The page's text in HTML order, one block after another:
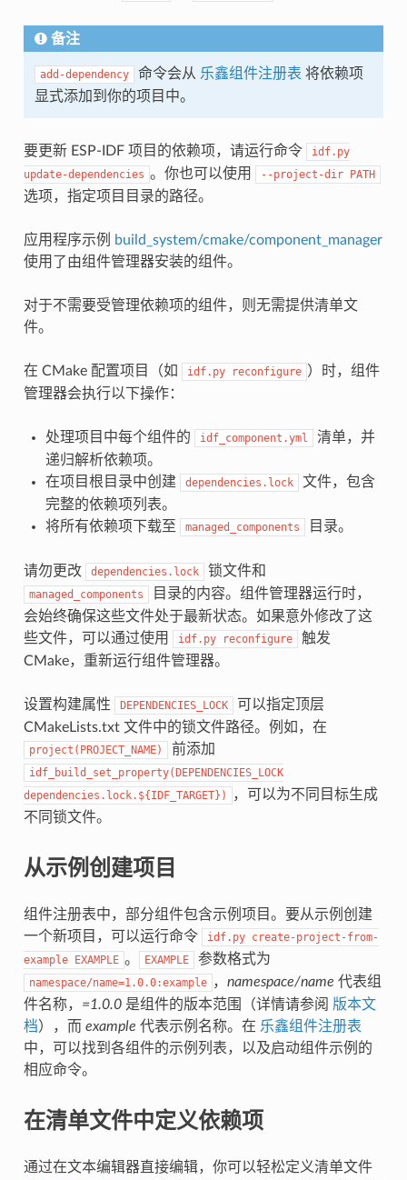
备注
add-dependency 命令会从 乐鑫组件注册表 将依赖项
显式添加到你的项目中。
要更新 ESP-IDF 项目的依赖项，请运行命令
idf.py
update-dependencies 。你也可以使用 --project-dir PATH
选项，指定项目目录的路径。
应用程序示例
build_system/cmake/component_manager
使用了由组件管理器安装的组件。
对于不需要受管理依赖项的组件，则无需提供清单文
件。
在 CMake 配置项目（如 idf.py reconfigure ）时，组件
管理器会执行以下操作：
处理项目中每个组件的 idf_component.yml
清单，并
递归解析依赖项。
在项目根目录中创建
dependencies.lock
文件，包含
完整的依赖项列表。
将所有依赖项下载至
managed_components 目录。
请勿更改 dependencies.lock 锁文件和
managed_components
目录的内容。组件管理器运行时，
会始终确保这些文件处于最新状态。如果意外修改了这
些文件，可以通过使用
idf.py reconfigure
触发
CMake，重新运行组件管理器。
设置构建属性 DEPENDENCIES_LOCK
可以指定顶层
CMakeLists.txt 文件中的锁文件路径。例如，在
project(PROJECT_NAME) 前添加
idf_build_set_property(DEPENDENCIES_LOCK
dependencies.lock.${IDF_TARGET})
，可以为不同目标生成
不同锁文件。
从示例创建项目
组件注册表中，部分组件包含示例项目。要从示例创建
一个新项目，可以运行命令
idf.py create-project-from-
example EXAMPLE 。 EXAMPLE 参数格式为
namespace/name=1.0.0:example ， namespace/name 代表组
件名称， =1.0.0是组件的版本范围（详情请参阅 版本文
档），而 example 代表示例名称。在 乐鑫组件注册表
中，可以找到各组件的示例列表，以及启动组件示例的
相应命令。
在清单文件中定义依赖项
通过在文本编辑器直接编辑，你可以轻松定义清单文件